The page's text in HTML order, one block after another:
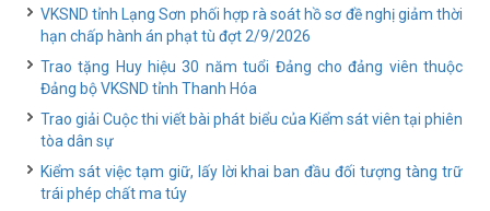
VKSND tỉnh Lạng Sơn phối hợp rà soát hồ sơ đề nghị giảm thời
hạn chấp hành án phạt tù đợt 2/9/2026
Trao tặng Huy hiệu 30 năm tuổi Đảng cho đảng viên thuộc
Đảng bộ VKSND tỉnh Thanh Hóa
Trao giải Cuộc thi viết bài phát biểu của Kiểm sát viên tại phiên
tòa dân sự
Kiểm sát việc tạm giữ, lấy lời khai ban đầu đối tượng tàng trữ
trái phép chất ma túy